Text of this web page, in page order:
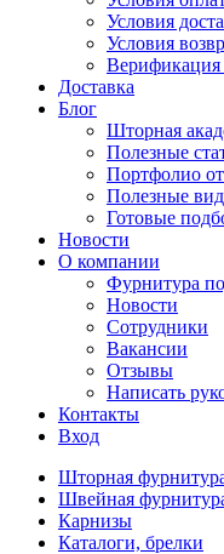
Условия
Условия
Верификация
Доставка
Блог
Шторная
Полезные
Портфолио
Полезные
Готовые
Новости
О компании
Фурнитура
Новости
Сотрудники
Вакансии
Отзывы
Написать
Контакты
Вход
Шторная
Швейная
Карнизы
Каталоги, брелки